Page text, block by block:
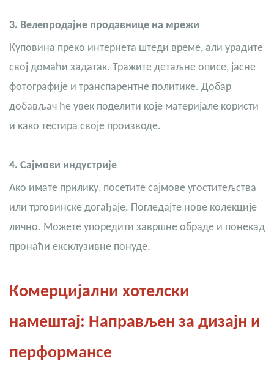
3. Велепродајне продавнице на мрежи
Куповина преко интернета штеди време, али урадите
свој домаћи задатак. Тражите детаљне описе, јасне
фотографије и транспарентне политике. Добар
добављач ће увек поделити које материјале користи
и како тестира своје производе.
4. Сајмови индустрије
Ако имате прилику, посетите сајмове угоститељства
или трговинске догађаје. Погледајте нове колекције
лично. Можете упоредити завршне обраде и понекад
пронаћи ексклузивне понуде.
Комерцијални хотелски
намештај: Направљен за дизајн и
перформансе